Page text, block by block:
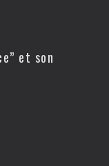
et son